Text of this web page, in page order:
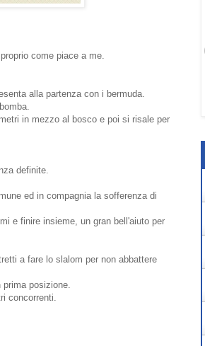
come piace a me.
alla partenza con i bermuda.
in mezzo al bosco e poi si risale per
definite.
ed in compagnia la sofferenza di
e finire insieme, un gran bell'aiuto per
a fare lo slalom per non abbattere
posizione.
concorrenti.